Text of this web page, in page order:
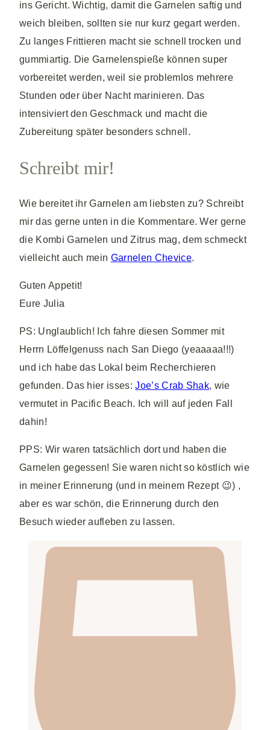
ins Gericht. Wichtig, damit die Garnelen saftig und
weich bleiben, sollten sie nur kurz gegart werden.
Zu langes Frittieren macht sie schnell trocken und
gummiartig. Die Garnelenspieße können super
vorbereitet werden, weil sie problemlos mehrere
Stunden oder über Nacht marinieren. Das
intensiviert den Geschmack und macht die
Zubereitung später besonders schnell.
Schreibt mir!
Wie bereitet ihr Garnelen am liebsten zu? Schreibt
mir das gerne unten in die Kommentare. Wer gerne
die Kombi Garnelen und Zitrus mag, dem schmeckt
vielleicht auch mein Garnelen Chevice.
Guten Appetit!
Eure Julia
PS: Unglaublich! Ich fahre diesen Sommer mit
Herrn Löffelgenuss nach San Diego (yeaaaaa!!!)
und ich habe das Lokal beim Recherchieren
gefunden. Das hier isses:Joe’s Crab Shak, wie
vermutet in Pacific Beach. Ich will auf jeden Fall
dahin!
PPS: Wir waren tatsächlich dort und haben die
Garnelen gegessen! Sie waren nicht so köstlich wie
in meiner Erinnerung (und in meinem Rezept 😉) ,
aber es war schön, die Erinnerung durch den
Besuch wieder aufleben zu lassen.